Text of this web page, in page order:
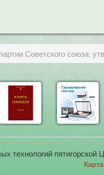
Советского союза:
технологий